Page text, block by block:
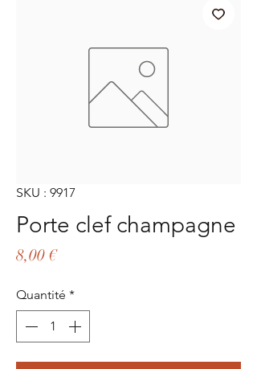
SKU : 9917
Porte clef champagne
8,00 €Prix
Quantité *